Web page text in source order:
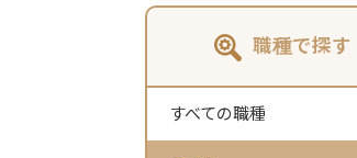
職種で探す
すべての職種